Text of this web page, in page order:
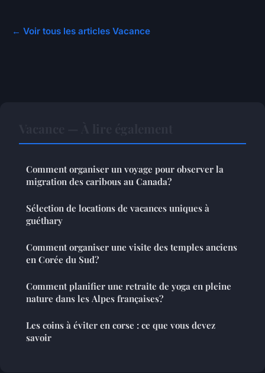
← Voir tous les articles Vacance
Comment organiser un voyage pour observer la
migration des caribous au Canada?
Sélection de locations de vacances uniques à
guéthary
Comment organiser une visite des temples anciens
en Corée du Sud?
Comment planifier une retraite de yoga en pleine
nature dans les Alpes françaises?
Les coins à éviter en corse : ce que vous devez
savoir